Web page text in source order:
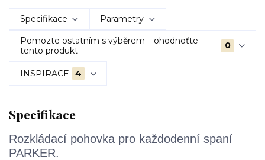
Specifikace Parametry
Pomozte ostatním s výběrem – ohodnoťte
tento produkt
0
INSPIRACE 4
Specifikace
Rozkládací pohovka pro každodenní spaní
PARKER.